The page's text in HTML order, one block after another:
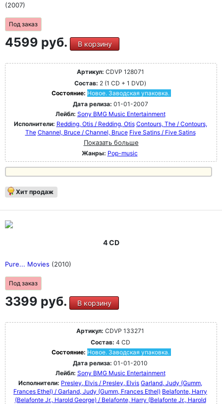
(2007)
Под заказ
4599 руб. В корзину
Артикул: CDVP 128071
Состав: 2 (1 CD + 1 DVD)
Состояние: Новое. Заводская упаковка.
Дата релиза: 01-01-2007
Лейбл: Sony BMG Music Entertainment
Исполнители: Redding, Otis / Redding, Otis Contours, The / Contours,
The Channel, Bruce / Channel, Bruce Five Satins / Five Satins
Показать больше
Жанры: Pop-music
Хит продаж
4 CD
Pure... Movies (2010)
Под заказ
3399 руб. В корзину
Артикул: CDVP 133271
Состав: 4 CD
Состояние: Новое. Заводская упаковка.
Дата релиза: 01-01-2010
Лейбл: Sony BMG Music Entertainment
Исполнители: Presley, Elvis / Presley, Elvis Garland, Judy (Gumm,
Frances Ethel) / Garland, Judy (Gumm, Frances Ethel) Belafonte, Harry
(Belafonte Jr., Harold George) / Belafonte, Harry (Belafonte Jr., Harold